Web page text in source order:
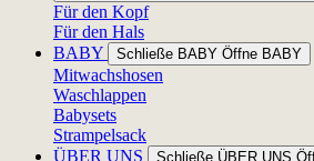
Für den Kopf
Für den Hals
BABY
Schließe BABY Öffne BABY
Mitwachshosen
Waschlappen
Babysets
Strampelsack
ÜBER UNS
Schließe ÜBER UNS